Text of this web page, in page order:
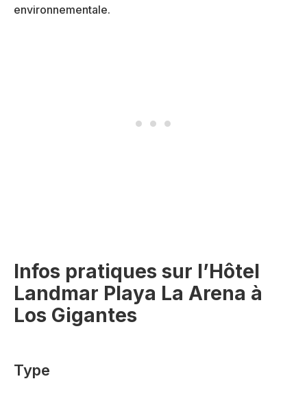
environnementale.
Infos pratiques sur l’Hôtel
Landmar Playa La Arena à
Los Gigantes
Type